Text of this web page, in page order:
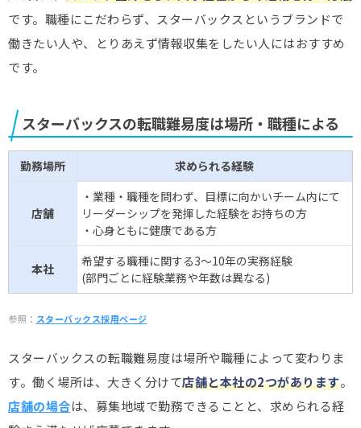
です。職種にこだわらず、スターバックスというブランドで
働きたい人や、とりあえず情報収集をしたい人にはおすすめ
です。
スターバックスの転職難易度は場所・職種による
勤務場所 求められる経験
店舗
・業種・職種を問わず、目標に向かいチーム内にて
リーダーシップを発揮した経験をお持ちの方
・心身ともに健康である方
本社
希望する職種に関する3～10年の実務経験
(部門ごとに経験業務や年数は異なる)
参照： スターバックス採用ページ
スターバックスの転職難易度は場所や職種によって変わりま
す。働く場所は、大きく分けて店舗と本社の2つがあります。
店舗の場合は、募集地域で勤務できることと、求められる経